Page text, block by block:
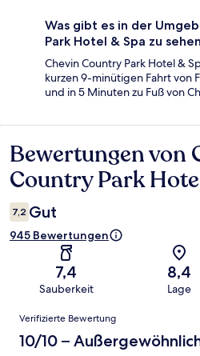
Was gibt es in der
Park Hotel & Spa zu
Chevin Country Park Hotel &
kurzen 9-minütigen Fahrt von
und in 5 Minuten zu Fuß von
Bewertungen
Bewertungen von
Country Park
7,2 Gut
945 Bewertungen
7,4
Sauberkeit
8,4
Lage
Bewertungen
Verifizierte Bewertung
10/10 –